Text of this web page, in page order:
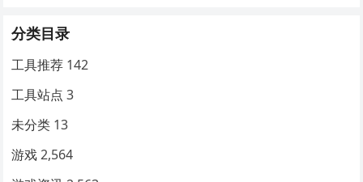
分类目录
工具推荐 142
工具站点 3
未分类 13
游戏 2,564